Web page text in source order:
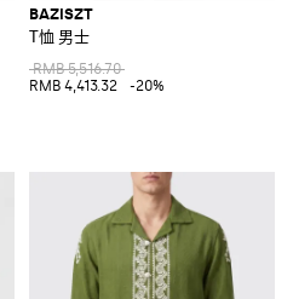
BAZISZT
T恤 男士
RMB 5,516.70
RMB 4,413.32
-20%